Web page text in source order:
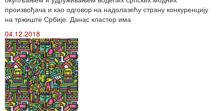
произвођача и као одговор на надолазећу страну конкуренцију
на тржиште Србије. Данас кластер има
04.12.2018